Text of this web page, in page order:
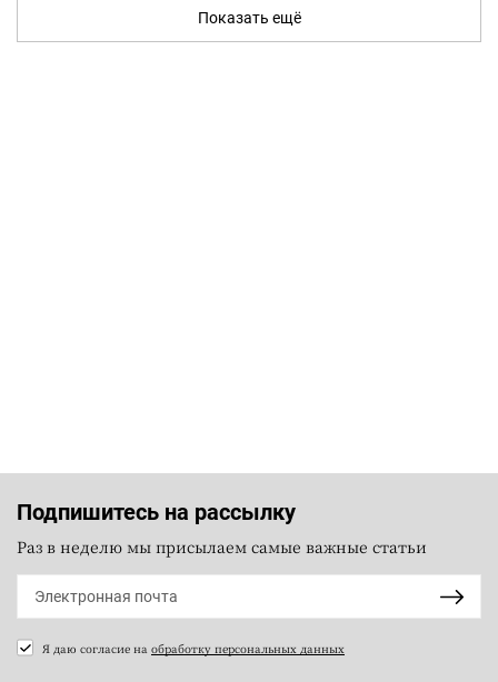
Показать ещё
Подпишитесь на рассылку
Раз в неделю мы присылаем самые важные статьи
Я даю согласие на обработку персональных данных